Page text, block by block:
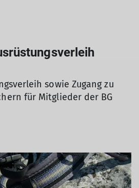
sowie Zugang zu
für Mitglieder der BG